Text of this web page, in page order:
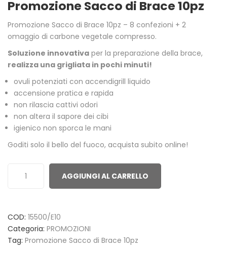
out
based
on
customer
ratings
Promozione Sacco di Brace 10pz
Promozione Sacco di Brace 10pz – 8 confezioni + 2
omaggio di carbone vegetale compresso.
Soluzione innovativa per la preparazione della brace,
realizza una grigliata in pochi minuti!
ovuli potenziati con accendigrill liquido
accensione pratica e rapida
non rilascia cattivi odori
non altera il sapore dei cibi
igienico non sporca le mani
Goditi solo il bello del fuoco, acquista subito online!
AGGIUNGI AL CARRELLO
COD: 15500/E10
Categoria: PROMOZIONI
Tag: Promozione Sacco di Brace 10pz